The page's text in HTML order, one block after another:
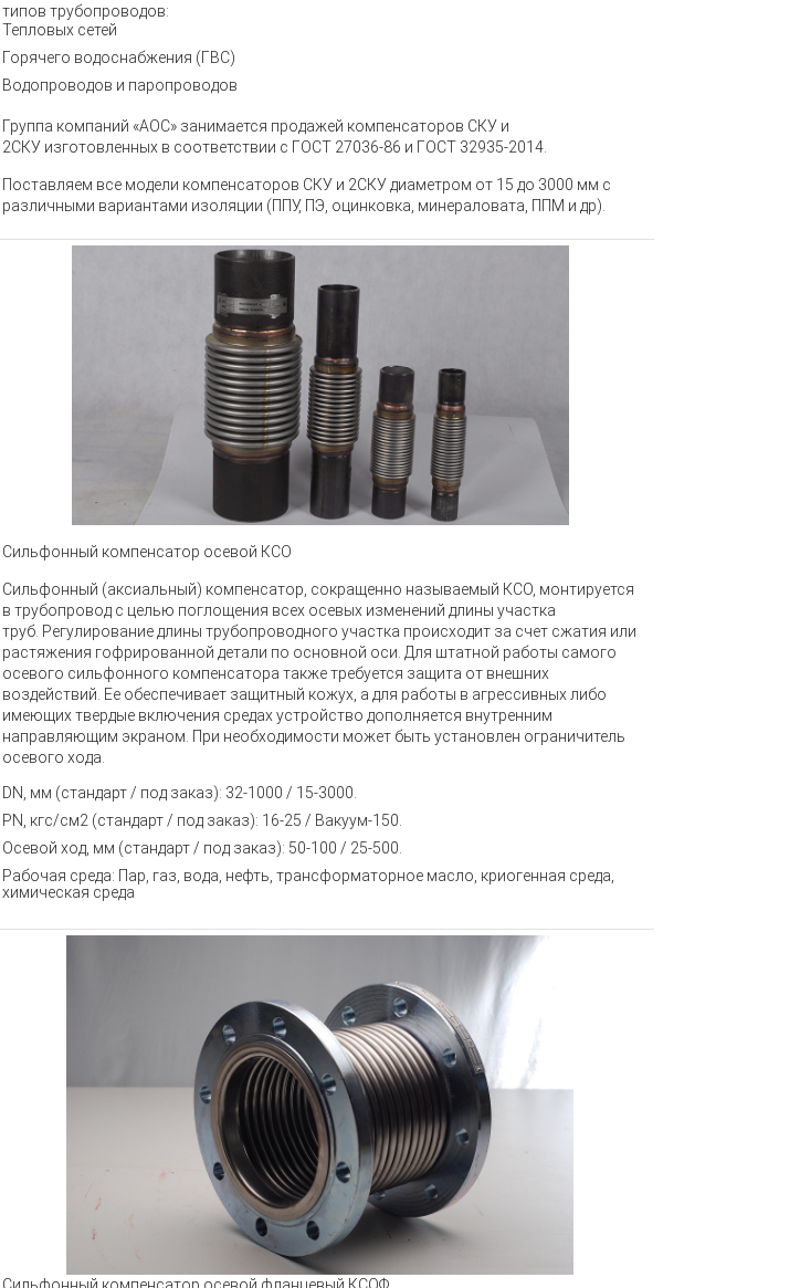
типов трубопроводов:
Тепловых сетей
Горячего водоснабжения (ГВС)
Водопроводов и паропроводов
Группа компаний «АОС» занимается продажей компенсаторов СКУ и
2СКУ изготовленных в соответствии с ГОСТ 27036-86 и ГОСТ 32935-2014.
Поставляем все модели компенсаторов СКУ и 2СКУ диаметром от 15 до 3000 мм с
различными вариантами изоляции (ППУ, ПЭ, оцинковка, минераловата, ППМ и др).
Сильфонный компенсатор осевой КСО
Сильфонный (аксиальный) компенсатор, сокращенно называемый КСО , монтируется
в трубопровод с целью поглощения всех осевых изменений длины участка
труб. Регулирование длины трубопроводного участка происходит за счет сжатия или
растяжения гофрированной детали по основной оси. Для штатной работы самого
осевого сильфонного компенсатора также требуется защита от внешних
воздействий. Ее обеспечивает защитный кожух, а для работы в агрессивных либо
имеющих твердые включения средах устройство дополняется внутренним
направляющим экраном. При необходимости может быть установлен ограничитель
осевого хода.
DN, мм (стандарт / под заказ): 32-1000 / 15-3000.
PN, кгс/см2 (стандарт / под заказ): 16-25 / Вакуум-150.
Осевой ход, мм (стандарт / под заказ): 50-100 / 25-500.
Рабочая среда: Пар, газ, вода, нефть, трансформаторное масло, криогенная среда,
химическая среда